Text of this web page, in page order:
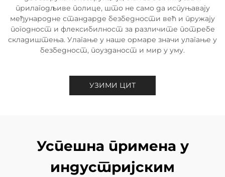
прилагодљиве полице, што не само да испуњавају
међународне стандарде безбедности већ и пружају
погодност и флексибилност за различите потребе
складиштења. Улагање у наше ормаре значи улагање у
безбедност, поузданост и мир у уму.
УЗИМИ ЦИТ
Успешна примена у
индустријским